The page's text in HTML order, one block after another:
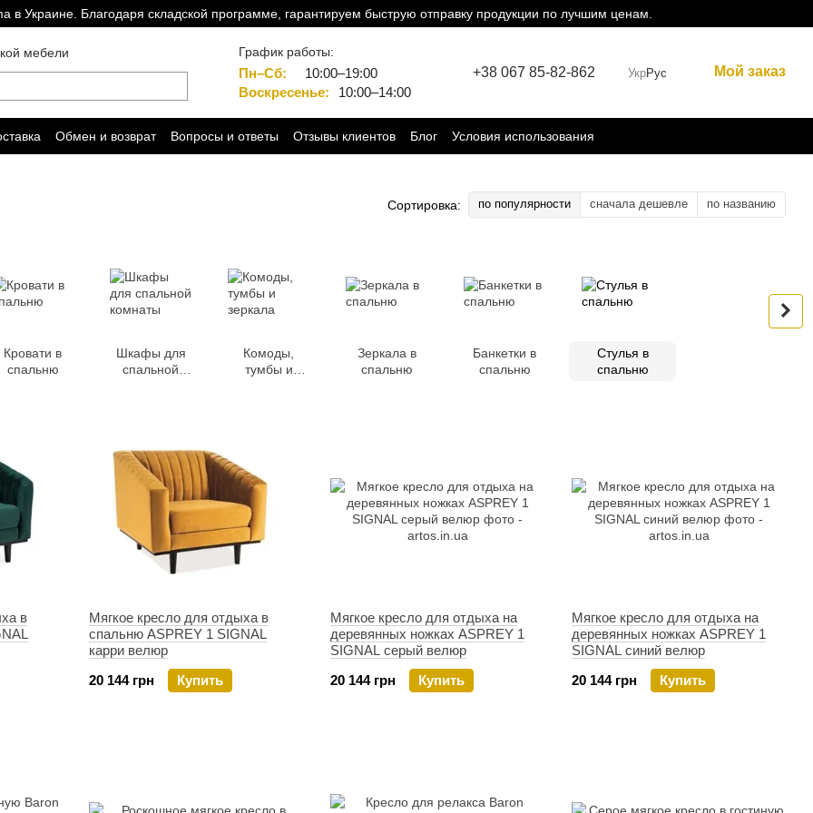
в Украине. Благодаря складской программе, гарантируем быструю отправку продукции по лучшим ценам.
мебели
График работы:
Пн–Сб:
10:00–19:00
Воскресенье:
10:00–14:00
+38 067 85-82-862 УкрРус Мой заказ
Обмен и возврат Вопросы и ответы Отзывы клиентов Блог Условия использования
Сортировка: по популярности сначала дешевле по названию
Кровати в
спальню
Шкафы для
спальной
Комоды,
тумбы и
Зеркала в
спальню
Банкетки в
спальню
Стулья в
спальню
в
Мягкое кресло для отдыха в
спальню ASPREY 1 SIGNAL
карри велюр
20 144 грн
Купить
Мягкое кресло для отдыха на
деревянных ножках ASPREY 1
SIGNAL серый велюр
20 144 грн
Купить
Мягкое кресло для отдыха на
деревянных ножках ASPREY 1
SIGNAL синий велюр
20 144 грн
Купить